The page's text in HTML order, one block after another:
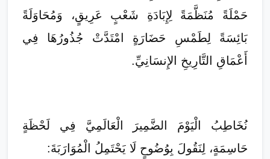
حَمْلَةً مُنَظَّمَةً لِإِبَادَةِ شَعْبٍ عَرِيقٍ، وَمُحَاوَلَةً
بَائِسَةً لِطَمْسِ حَضَارَةٍ امْتَدَّتْ جُذُورُهَا فِي
أَعْمَاقِ التَّارِيخِ الإِنسَانِيِّ.
نُخَاطِبُ الْيَوْمَ الضَّمِيرَ الْعَالَمِيَّ فِي لَحْظَةٍ
حَاسِمَةٍ، لِنَقُولَ بِوُضُوحٍ لَا يَحْتَمِلُ الْمُوَارَبَةَ: